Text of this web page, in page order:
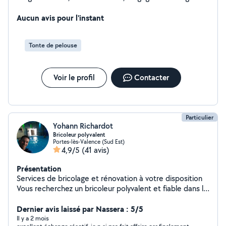
travaux en hauteur ou travaux d'accès difficile.
aussi intervenir sur divers travaux du bâtiment ou du
jardin. Je suis essentiellement disponible en semaine à
Aucun avis pour l'instant
Tonte de pelouse
Voir le profil Contacter
Particulier
Yohann Richardot
Bricoleur polyvalent
Portes-lès-Valence (Sud Est)
4,9/5 (41 avis)
Présentation
Services de bricolage et rénovation à votre disposition
Vous recherchez un bricoleur polyvalent et fiable dans la
expérience à votre service : Peinture & décoration
Électricité & plomberie Cuisine & menuiserie Véranda &
Dernier avis laissé par Nassera : 5/5
Il y a 2 mois